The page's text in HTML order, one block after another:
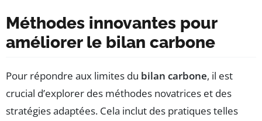
Méthodes innovantes pour
améliorer le bilan carbone
Pour répondre aux limites du bilan carbone, il est
crucial d’explorer des méthodes novatrices et des
stratégies adaptées. Cela inclut des pratiques telles